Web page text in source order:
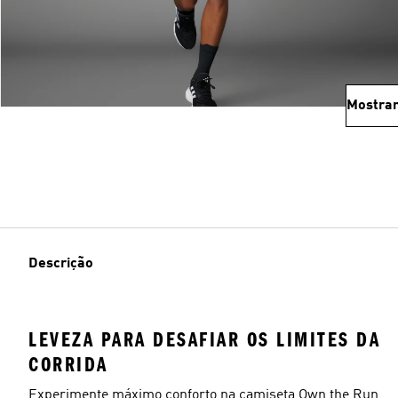
Descrição
LEVEZA PARA DESAFIAR OS LIMITES DA
CORRIDA